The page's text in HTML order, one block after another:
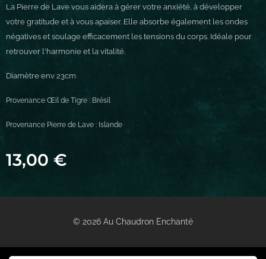
La Pierre de Lave vous aidera à gérer votre anxiété, à développer
votre gratitude et à vous apaiser. Elle absorbe également les ondes
négatives et soulage efficacement les tensions du corps. Idéale pour
retrouver l'harmonie et la vitalité.
Diamètre env 23cm
Provenance Œil de Tigre : Brésil
Provenance Pierre de Lave : Islande
13,00 €
© 2026 Au Chaudron Enchanté